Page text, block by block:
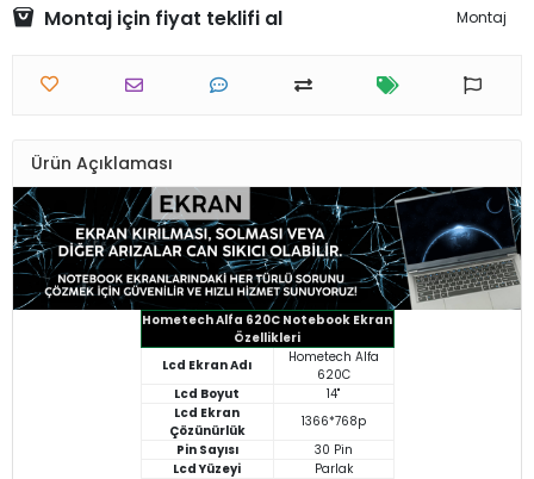
Montaj için fiyat teklifi al Montaj
Ürün Açıklaması
Hometech Alfa 620C Notebook Ekran
Özellikleri
Lcd Ekran Adı
Hometech Alfa
620C
Lcd Boyut
14"
Lcd Ekran
Çözünürlük
1366*768p
Pin Sayısı
30 Pin
Lcd Yüzeyi
Parlak